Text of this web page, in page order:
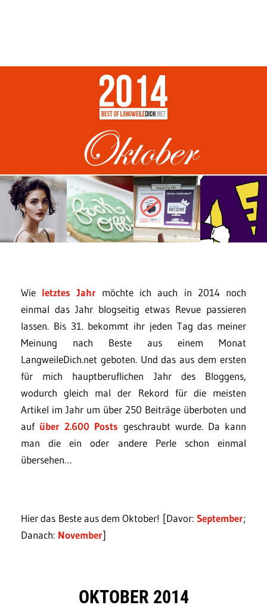
Wie letztes Jahrmöchte ich auch in 2014 noch
einmal das Jahr blogseitig etwas Revue passieren
lassen. Bis 31. bekommt ihr jeden Tag das meiner
Meinung nach Beste aus einem Monat
LangweileDich.net geboten. Und das aus dem ersten
für mich hauptberuflichen Jahr des Bloggens,
wodurch gleich mal der Rekord für die meisten
Artikel im Jahr um über 250 Beiträge überboten und
auf über 2.600 Posts geschraubt wurde. Da kann
man die ein oder andere Perle schon einmal
übersehen…
Hier das Beste aus dem Oktober! [Davor: September;
Danach: November]
OKTOBER 2014